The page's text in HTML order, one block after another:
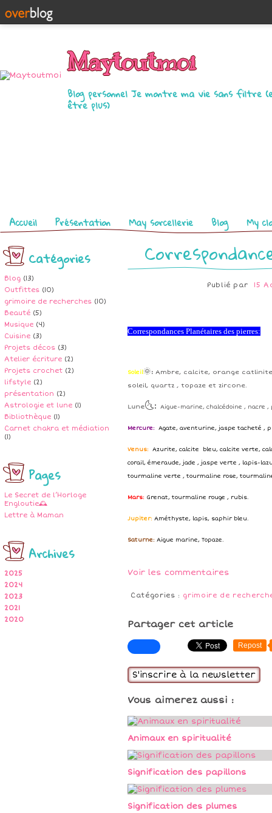
Maytoutmoi
Blog personnel Je montre ma vie sans filtre
être plus)
Pages
Accueil Présentation May sorcellerie Blog My
Catégories
Blog (13)
Outfittes (10)
grimoire de recherches (10)
Beauté (5)
Musique (4)
Cuisine (3)
Projets décos (3)
Atelier écriture (2)
Projets crochet (2)
lifstyle (2)
présentation (2)
Astrologie et lune (1)
Bibliothèque (1)
Carnet chakra et médiation
(1)
Pages
Le Secret de l’Horloge
Engloutie🕰️
Lettre à Maman
Archives
2025
2024
2023
2021
2020
Publié par 15
Correspondances Planétaires des pierres:
Soleil🌞: Ambre, calcite, orange
soleil, quartz , topaze et zircone.
Lune🌜: Aigue-marine, chalcédoine , nacre
Mercure: Agate, aventurine, jaspe tacheté ,
Venus: Azurite, calcite bleu, calcite verte,
corail, émeraude, jade , jaspe verte , lapis-
tourmaline verte , tourmaline rose,
Mars: Grenat, tourmaline rouge , rubis.
Jupiter: Améthyste, lapis, saphir bleu.
Saturne: Aigue marine, Topaze.
Voir les commentaires
Catégories : grimoire de
Partager cet article
Repost
S'inscrire à la newsletter
Vous aimerez aussi :
Animaux en spiritualité
Signification des papillons
Signification des plumes